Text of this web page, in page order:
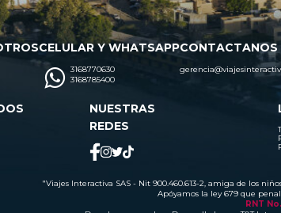
CELULAR Y WHATSAPP
3168770630
3168785400
CONTACTANOS
NUESTRAS
REDES
"Viajes Interactiva SAS - Nit 900.460.613-2, amiga de los
Apóyamos la ley 679 que
RNT